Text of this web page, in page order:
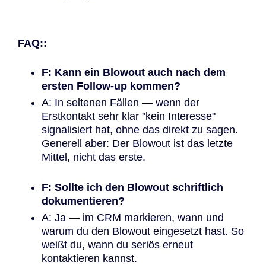
FAQ::
F: Kann ein Blowout auch nach dem
ersten Follow-up kommen?
A: In seltenen Fällen — wenn der
Erstkontakt sehr klar "kein Interesse"
signalisiert hat, ohne das direkt zu sagen.
Generell aber: Der Blowout ist das letzte
Mittel, nicht das erste.
F: Sollte ich den Blowout schriftlich
dokumentieren?
A: Ja — im CRM markieren, wann und
warum du den Blowout eingesetzt hast. So
weißt du, wann du seriös erneut
kontaktieren kannst.